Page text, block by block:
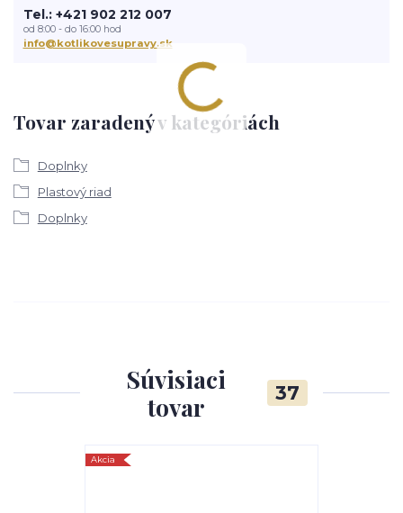
Tovar zaradený v kategóriách
Doplnky
Plastový riad
Doplnky
Tel.: +421 902 212 007
od 8:00 - do 16:00 hod
info@kotlikovesupravy.sk
Súvisiaci
tovar
37
Akcia